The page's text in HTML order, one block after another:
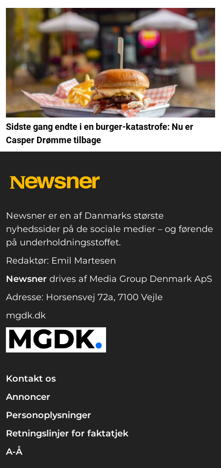
Sidste gang endte i en burger-katastrofe: Nu er
Casper Drømme tilbage
Newsner er en af Danmarks største
nyhedssider på de sociale medier – og førende
på underholdningsstoffet.
Redaktør: Emil Martesen
Newsner drives af Media Group Denmark ApS
Adresse: Horsensvej 72a, 7100 Vejle
mgdk.dk
Kontakt os
Annoncer
Personoplysninger
Retningslinjer for faktatjek
A-Å